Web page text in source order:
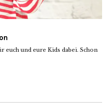
euch und eure Kids dabei. Schon